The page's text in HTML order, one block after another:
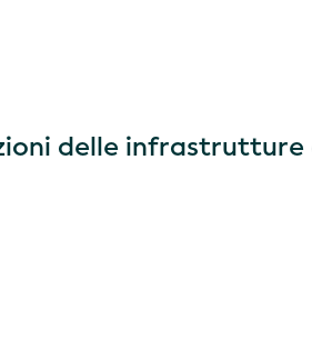
delle